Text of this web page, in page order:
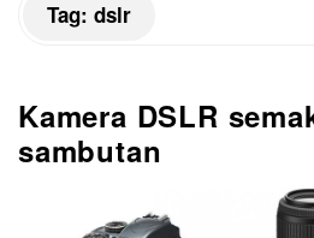
Tag: dslr
Kamera DSLR
sambutan